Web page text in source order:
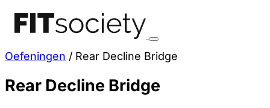
Oefeningen / Rear Decline Bridge
Rear Decline Bridge